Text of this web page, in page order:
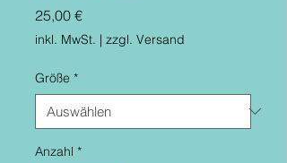
25,00 €Preis
inkl. MwSt. | zzgl. Versand
Größe *
Anzahl *